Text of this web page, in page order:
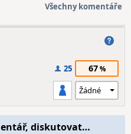
Všechny komentáře
25 67
diskutovat…